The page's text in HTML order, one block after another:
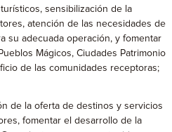
sensibilización de la
atención de las necesidades de
su adecuada operación, y fomentar
Mágicos, Ciudades Patrimonio
de las comunidades receptoras;
de la oferta de destinos y servicios
fomentar el desarrollo de la